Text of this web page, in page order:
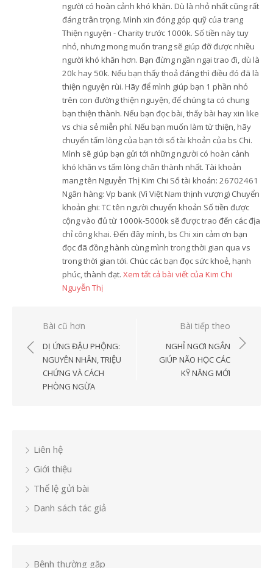
người có hoàn cảnh khó khăn. Dù là nhỏ nhất cũng rất
đáng trân trọng. Mình xin đóng góp quỹ của trang
Thiện nguyện - Charity trước 1000k. Số tiền này tuy
nhỏ, nhưng mong muốn trang sẽ giúp đỡ được nhiều
người khó khăn hơn. Bạn đừng ngần ngại trao đi, dù là
20k hay 50k. Nếu bạn thấy thoả đáng thì điều đó đã là
thiện nguyện rùi. Hãy để mình giúp bạn 1 phần nhỏ
trên con đường thiện nguyện, để chúng ta có chung
bạn thiện thành. Nếu bạn đọc bài, thấy bài hay xin like
vs chia sẻ miễn phí. Nếu bạn muốn làm từ thiện, hãy
chuyển tấm lòng của bạn tới số tài khoản của bs Chi.
Mình sẽ giúp bạn gửi tới những người có hoàn cảnh
khó khăn vs tấm lòng chân thành nhất. Tài khoản
mang tên Nguyễn Thị Kim Chi Số tài khoản: 26702461
Ngân hàng: Vp bank (Vì Việt Nam thịnh vượng) Chuyển
khoản ghi: TC tên người chuyển khoản Số tiền được
cộng vào đủ từ 1000k-5000k sẽ được trao đến các địa
chỉ công khai. Đến đây mình, bs Chi xin cảm ơn bạn
đọc đã đồng hành cùng mình trong thời gian qua vs
trong thời gian tới. Chúc các bạn đọc sức khoẻ, hạnh
phúc, thành đạt. Xem tất cả bài viết của Kim Chi
Nguyễn Thị
Điều
hướng
viết
Bài cũ hơn
DỊ ỨNG ĐẬU PHỘNG:
NGUYÊN NHÂN, TRIỆU
CHỨNG VÀ CÁCH
PHÒNG NGỪA
Bài tiếp theo
NGHỈ NGƠI NGẮN
GIÚP NÃO HỌC CÁC
KỸ NĂNG MỚI
Liên hệ
Giới thiệu
Thể lệ gửi bài
Danh sách tác giả
Bệnh thường gặp